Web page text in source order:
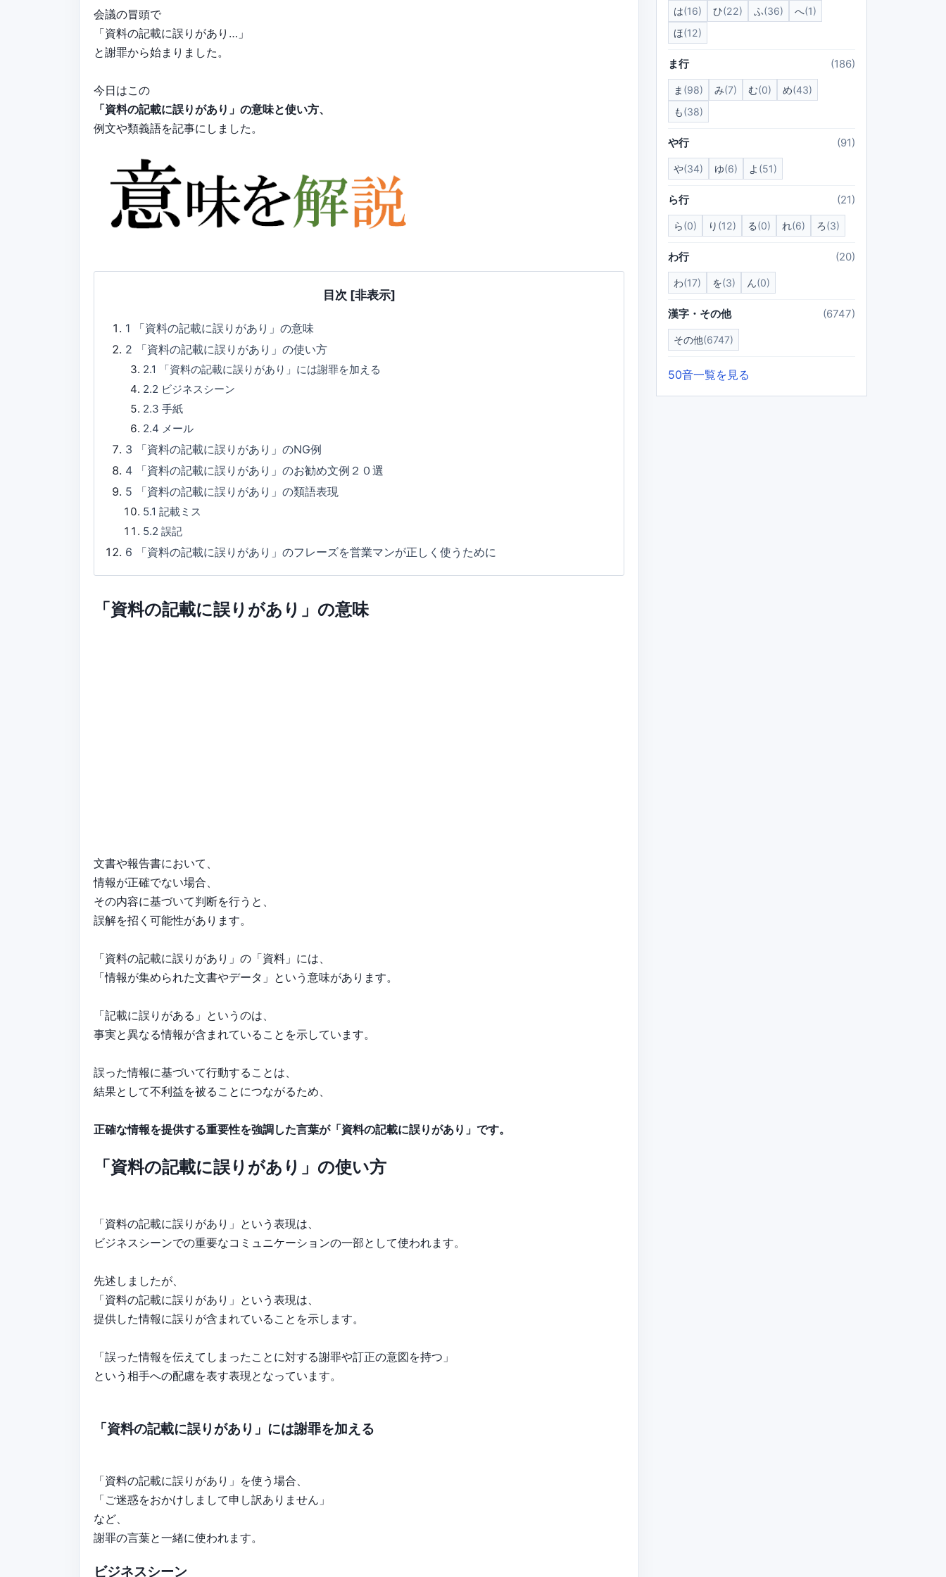
会議の冒頭で
「資料の記載に誤りがあり…」
と謝罪から始まりました。
今日はこの
「資料の記載に誤りがあり」の意味と使い方、
例文や類義語を記事にしました。
目次 [非表示]
1
「資料の記載に誤りがあり」の意味
2
「資料の記載に誤りがあり」の使い方
2.1
「資料の記載に誤りがあり」には謝罪を加える
2.2 ビジネスシーン
2.3 手紙
2.4 メール
3
「資料の記載に誤りがあり」のNG例
4
「資料の記載に誤りがあり」のお勧め文例２０選
5
「資料の記載に誤りがあり」の類語表現
5.1 記載ミス
5.2 誤記
6 「資料の記載に誤りがあり」のフレーズを営業マンが正しく使うために
「資料の記載に誤りがあり」の意味
文書や報告書において、
情報が正確でない場合、
その内容に基づいて判断を行うと、
誤解を招く可能性があります。
「資料の記載に誤りがあり」の「資料」には、
「情報が集められた文書やデータ」という意味があります。
「記載に誤りがある」というのは、
事実と異なる情報が含まれていることを示しています。
誤った情報に基づいて行動することは、
結果として不利益を被ることにつながるため、
正確な情報を提供する重要性を強調した言葉が「資料の記載に誤りがあり」です。
「資料の記載に誤りがあり」の使い方
「資料の記載に誤りがあり」という表現は、
ビジネスシーンでの重要なコミュニケーションの一部として使われます。
先述しましたが、
「資料の記載に誤りがあり」という表現は、
提供した情報に誤りが含まれていることを示します。
「誤った情報を伝えてしまったことに対する謝罪や訂正の意図を持つ」
という相手への配慮を表す表現となっています。
「資料の記載に誤りがあり」には謝罪を加える
「資料の記載に誤りがあり」を使う場合、
「ご迷惑をおかけしまして申し訳ありません」
など、
謝罪の言葉と一緒に使われます。
ビジネスシーン
は(16) ひ(22) ふ(36) へ(1)
ほ(12)
ま行 (186)
ま (98) み(7) む(0) め(43)
も(38)
や行 (91)
や(34) ゆ(6) よ (51)
ら行 (21)
ら(0) り (12) る(0) れ(6) ろ(3)
わ行 (20)
わ(17) を(3) ん(0)
漢字・その他 (6747)
その他(6747)
50音一覧を見る